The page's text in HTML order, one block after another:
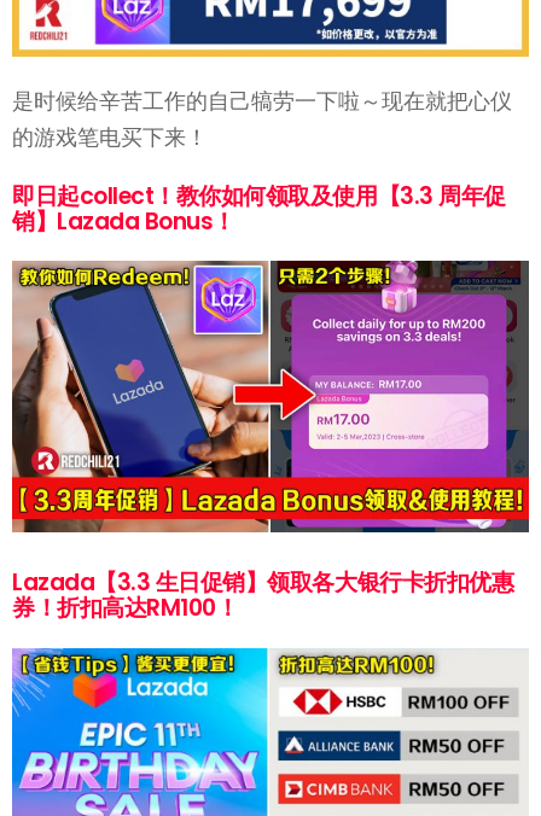
是时候给辛苦工作的自己犒劳一下啦～现在就把心仪
的游戏笔电买下来！
即日起collect！教你如何领取及使用【3.3 周年促
销】Lazada Bonus！
Lazada【3.3 生日促销】领取各大银行卡折扣优惠
券！折扣高达RM100！